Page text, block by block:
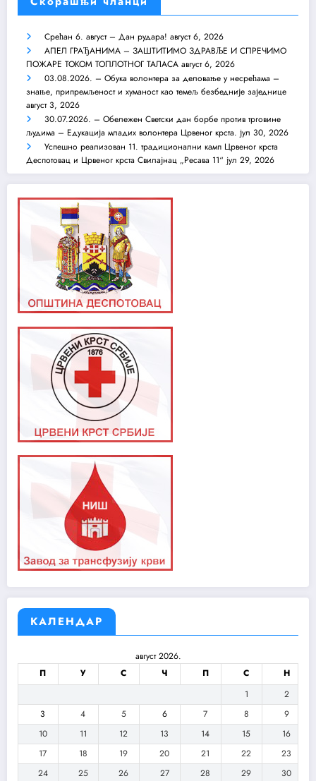
Срећан 6. август – Дан рудара! август 6, 2026
АПЕЛ ГРАЂАНИМА – ЗАШТИТИМО ЗДРАВЉЕ И СПРЕЧИМО
ПОЖАРЕ ТОКОМ ТОПЛОТНОГ ТАЛАСА август 6, 2026
03.08.2026. – Обука волонтера за деловање у несрећама –
знање, припремљеност и хуманост као темељ безбедније заједнице
август 3, 2026
30.07.2026. – Обележен Светски дан борбе против трговине
људима – Едукација младих волонтера Црвеног крста. јул 30, 2026
Успешно реализован 11. традиционални камп Црвеног крста
Деспотовац и Црвеног крста Свилајнац „Ресава 11“ јул 29, 2026
КАЛЕНДАР
август 2026.
П
У С Ч П С
Н
1
2
3
4 5 6 7 8
9
10
11 12 13 14 15
16
17
18 19 20 21 22
23
24
25 26 27 28 29
30